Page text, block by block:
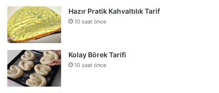
Hazır Pratik Kahvaltılık Tarif
10 saat önce
Kolay Börek Tarifi
10 saat önce